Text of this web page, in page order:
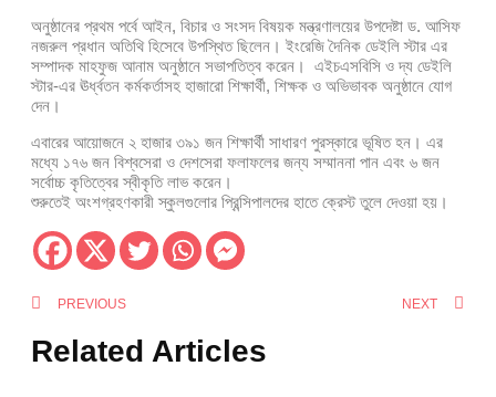
অনুষ্ঠানের প্রথম পর্বে আইন, বিচার ও সংসদ বিষয়ক মন্ত্রণালয়ের উপদেষ্টা ড. আসিফ
নজরুল প্রধান অতিথি হিসেবে উপস্থিত ছিলেন। ইংরেজি দৈনিক ডেইলি স্টার এর
সম্পাদক মাহফুজ আনাম অনুষ্ঠানে সভাপতিত্ব করেন। এইচএসবিসি ও দ্য ডেইলি
স্টার-এর ঊর্ধ্বতন কর্মকর্তাসহ হাজারো শিক্ষার্থী, শিক্ষক ও অভিভাবক অনুষ্ঠানে যোগ
দেন।
এবারের আয়োজনে ২ হাজার ৩৯১ জন শিক্ষার্থী সাধারণ পুরস্কারে ভূষিত হন। এর
মধ্যে ১৭৬ জন বিশ্বসেরা ও দেশসেরা ফলাফলের জন্য সম্মাননা পান এবং ৬ জন
সর্বোচ্চ কৃতিত্বের স্বীকৃতি লাভ করেন।
শুরুতেই অংশগ্রহণকারী স্কুলগুলোর প্রিন্সিপালদের হাতে ক্রেস্ট তুলে দেওয়া হয়।
PREVIOUS NEXT
Related Articles